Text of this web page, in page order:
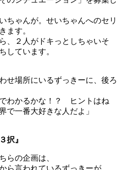
ちゃんが。せいちゃんへのセリ
ます。
、２人がドキっとしちゃいそ
しています。
せ場所にいるずっきーに、後ろ
わかるかな！？ ヒントはね
で一番大好きな人だよ」
択』
らの企画は、